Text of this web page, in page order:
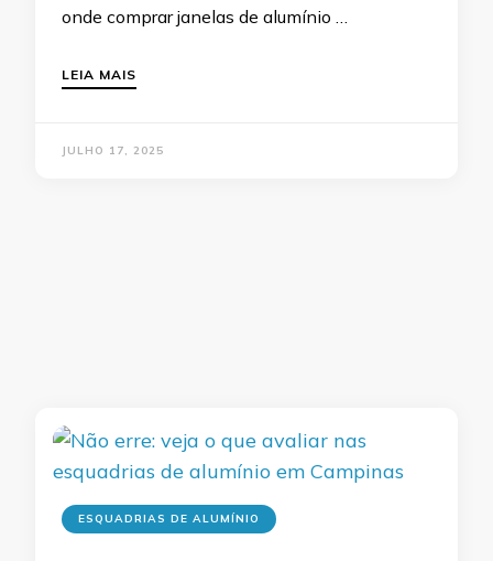
onde comprar janelas de alumínio …
LEIA MAIS
JULHO 17, 2025
ESQUADRIAS DE ALUMÍNIO